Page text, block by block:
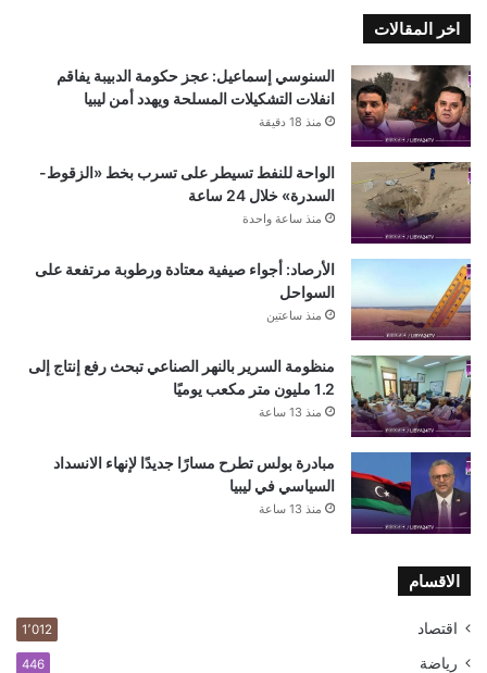
اخر المقالات
السنوسي إسماعيل: عجز حكومة الدبيبة يفاقم
انفلات التشكيلات المسلحة ويهدد أمن ليبيا
منذ 18 دقيقة
الواحة للنفط تسيطر على تسرب بخط «الزقوط-
السدرة» خلال 24 ساعة
منذ ساعة واحدة
الأرصاد: أجواء صيفية معتادة ورطوبة مرتفعة على
السواحل
منذ ساعتين
منظومة السرير بالنهر الصناعي تبحث رفع إنتاج إلى
1.2 مليون متر مكعب يوميًا
منذ 13 ساعة
مبادرة بولس تطرح مسارًا جديدًا لإنهاء الانسداد
السياسي في ليبيا
منذ 13 ساعة
الاقسام
اقتصاد 1٬012
رياضة 446